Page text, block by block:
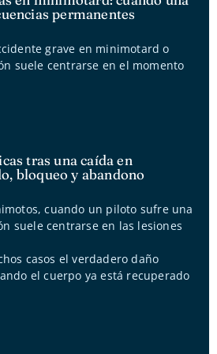
permanentes
grave en minimotard o
suele centrarse en el momento
tras una caída en
bloqueo y abandono
cuando un piloto sufre una
suele centrarse en las lesiones
casos el verdadero daño
el cuerpo ya está recuperado